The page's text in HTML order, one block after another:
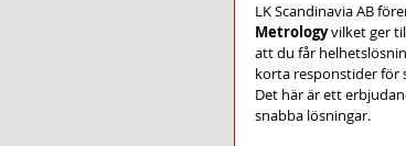
LK Scandinavia AB
Metrology vilket ger
att du får
korta responstider för
Det här är ett
snabba lösningar.